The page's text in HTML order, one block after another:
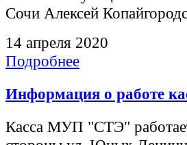
Сочи Алексей
14 апреля 2020
Подробнее
Информация о работе
Касса МУП "СТЭ"